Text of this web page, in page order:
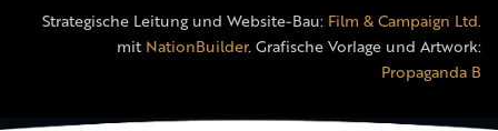
Strategische Leitung und Website-Bau: Film & Campaign Ltd.
mit NationBuilder. Grafische Vorlage und Artwork:
Propaganda B